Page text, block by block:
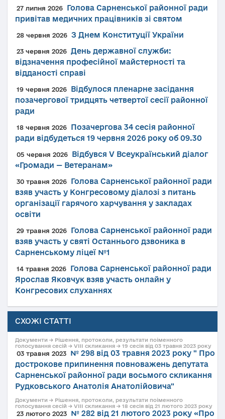
27 липня 2026
Голова Сарненської районної ради
привітав медичних працівників зі святом
28 червня 2026 З Днем Конституції України
23 червня 2026 День державної служби:
відзначення професійної майстерності та
відданості справі
19 червня 2026
Відбулося пленарне засідання
позачергової тридцять четвертої сесії районної
ради
18 червня 2026
Позачергова 34 сесія районної
ради відбудеться 19 червня 2026 року об 09.30
05 червня 2026
Відбувся V Всеукраїнський діалог
«Громади — Ветеранам»
30 травня 2026
Голова Сарненської районної ради
взяв участь у Конгресовому діалозі з питань
організації гарячого харчування у закладах
освіти
29 травня 2026
Голова Сарненської районної ради
взяв участь у святі Останнього дзвоника в
Сарненському ліцеї №1
14 травня 2026
Голова Сарненської районної ради
Ярослав Яковчук взяв участь онлайн у
Конгресових слуханнях
СХОЖІ СТАТТІ
Документи → Рішення, протоколи, результати поіменного
голосування сесій → VIII скликання → 19 сесія від 03 травня 2023 року
03 травня 2023
№ 298 від 03 травня 2023 року " Про
дострокове припинення повноважень депутата
Сарненської районної ради восьмого скликання
Рудковського Анатолія Анатолійовича"
Документи → Рішення, протоколи, результати поіменного
голосування сесій → VIII скликання → 18 сесія від 21 лютого 2023 року
23 лютого 2023
№ 282 від 21 лютого 2023 року «Про